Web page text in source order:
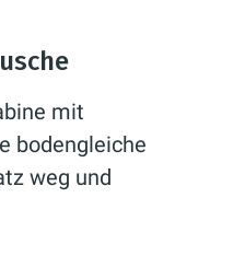
mit
bodengleiche
weg und